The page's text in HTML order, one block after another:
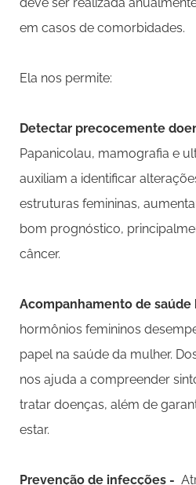
em casos de comorbidades.
Ela nos permite:
Detectar precocemente
Papanicolau, mamografia e
auxiliam a identificar
estruturas femininas,
bom prognóstico,
câncer.
Acompanhamento de saúde
hormônios femininos
papel na saúde da mulher.
nos ajuda a compreender
tratar doenças, além de
estar.
Prevenção de infecções -